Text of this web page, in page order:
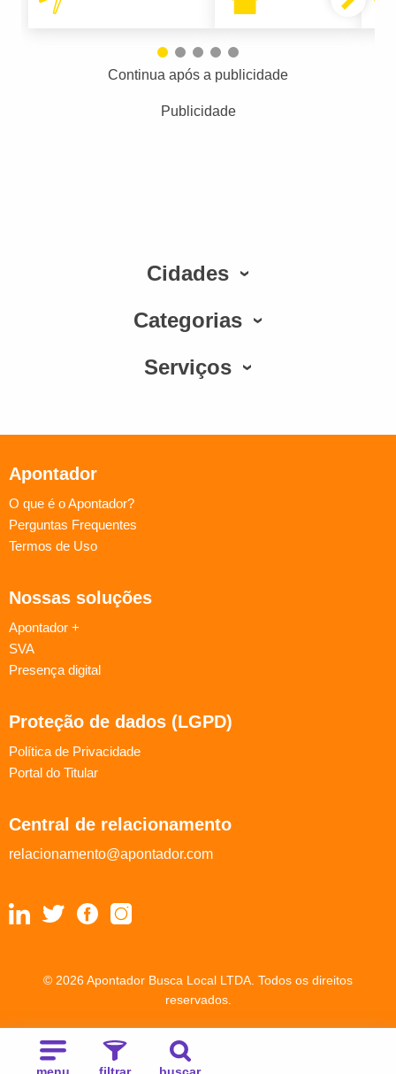
Continua após a publicidade
Publicidade
Cidades
Categorias
Serviços
Apontador
O que é o Apontador?
Perguntas Frequentes
Termos de Uso
Nossas soluções
Apontador +
SVA
Presença digital
Proteção de dados (LGPD)
Política de Privacidade
Portal do Titular
Central de relacionamento
relacionamento@apontador.com
© 2026 Apontador Busca Local LTDA. Todos os direitos
reservados.